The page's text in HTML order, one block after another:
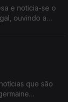
e noticia-se o
ouvindo a
que são